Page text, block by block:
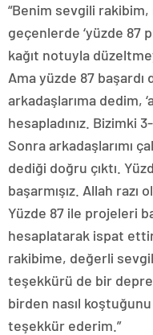
“Benim sevgili rakibim,
geçenlerde ‘yüzde 87
kağıt notuyla
Ama yüzde 87
arkadaşlarıma dedim,
hesapladınız. Bizimki
Sonra arkadaşlarımı
dediği doğru çıktı.
başarmışız. Allah razı
Yüzde 87 ile projeleri
hesaplatarak ispat
rakibime, değerli
teşekkürü de bir
birden nasıl
teşekkür ederim.”